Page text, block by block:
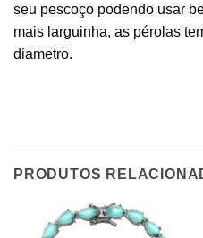
seu pescoço podendo usar
mais larguinha, as pérolas
diametro.
PRODUTOS